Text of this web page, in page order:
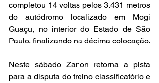
completou 14 voltas pelos 3.431 metros
do autódromo localizado em Mogi
Guaçu, no interior do Estado de São
Paulo, finalizando na décima colocação.
Neste sábado Zanon retorna a pista
para a disputa do treino classificatório e